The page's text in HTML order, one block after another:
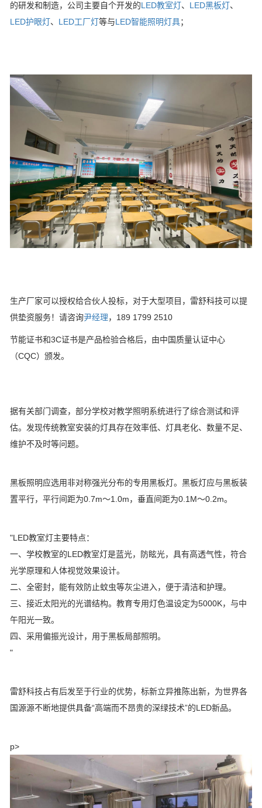
的研发和制造，公司主要自个开发的LED教室灯、 LED黑板灯、
LED护眼灯、 LED工厂灯等与LED智能照明灯具；
生产厂家可以授权给合伙人投标，对于大型项目，雷舒科技可以提
供垫资服务！请咨询尹经理，189 1799 2510
节能证书和3C证书是产品检验合格后，由中国质量认证中心
（CQC）颁发。
据有关部门调查，部分学校对教学照明系统进行了综合测试和评
估。发现传统教室安装的灯具存在效率低、灯具老化、数量不足、
维护不及时等问题。
黑板照明应选用非对称强光分布的专用黑板灯。黑板灯应与黑板装
置平行，平行间距为0.7m～1.0m，垂直间距为0.1M～0.2m。
"LED教室灯主要特点：
一、学校教室的LED教室灯是蓝光，防眩光，具有高透气性，符合
光学原理和人体视觉效果设计。
二、全密封，能有效防止蚊虫等灰尘进入，便于清洁和护理。
三、接近太阳光的光谱结构。教育专用灯色温设定为5000K，与中
午阳光一致。
四、采用偏振光设计，用于黑板局部照明。
"
雷舒科技占有后发至于行业的优势，标新立异推陈出新，为世界各
国源源不断地提供具备“高端而不昂贵的深绿技术”的LED新品。
p>